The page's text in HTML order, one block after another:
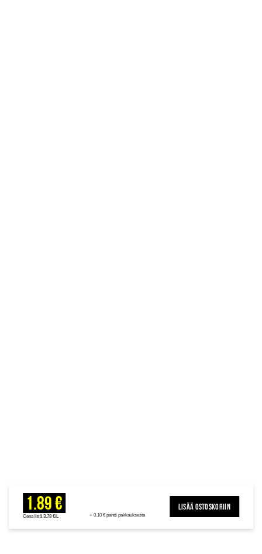
1.89 €
Cena litrā 3.78 €/L + 0.10 € pantti pakkauksesta
LISÄÄ OSTOSKORIIN